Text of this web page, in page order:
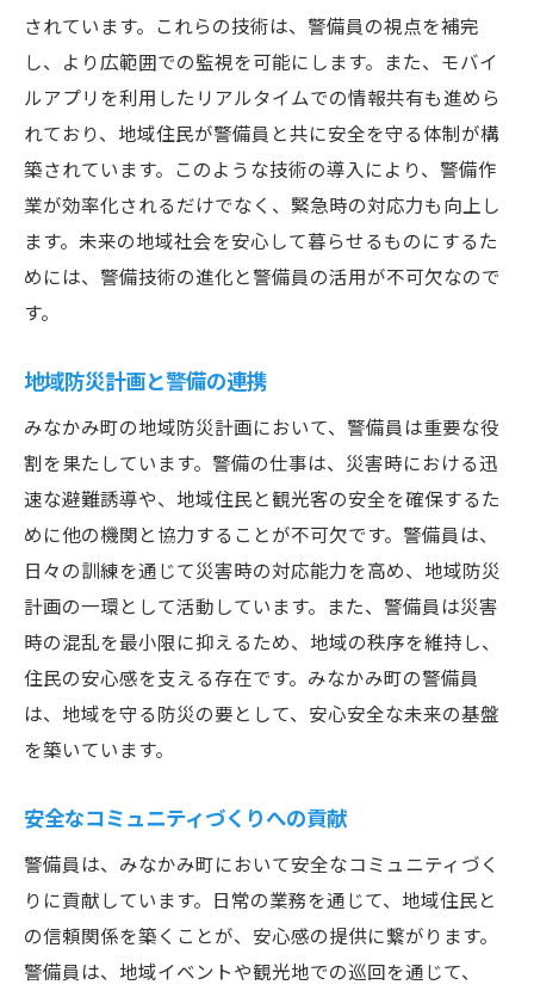
されています。これらの技術は、警備員の視点を補完
し、より広範囲での監視を可能にします。また、モバイ
ルアプリを利用したリアルタイムでの情報共有も進めら
れており、地域住民が警備員と共に安全を守る体制が構
築されています。このような技術の導入により、警備作
業が効率化されるだけでなく、緊急時の対応力も向上し
ます。未来の地域社会を安心して暮らせるものにするた
めには、警備技術の進化と警備員の活用が不可欠なので
す。
地域防災計画と警備の連携
みなかみ町の地域防災計画において、警備員は重要な役
割を果たしています。警備の仕事は、災害時における迅
速な避難誘導や、地域住民と観光客の安全を確保するた
めに他の機関と協力することが不可欠です。警備員は、
日々の訓練を通じて災害時の対応能力を高め、地域防災
計画の一環として活動しています。また、警備員は災害
時の混乱を最小限に抑えるため、地域の秩序を維持し、
住民の安心感を支える存在です。みなかみ町の警備員
は、地域を守る防災の要として、安心安全な未来の基盤
を築いています。
安全なコミュニティづくりへの貢献
警備員は、みなかみ町において安全なコミュニティづく
りに貢献しています。日常の業務を通じて、地域住民と
の信頼関係を築くことが、安心感の提供に繋がります。
警備員は、地域イベントや観光地での巡回を通じて、